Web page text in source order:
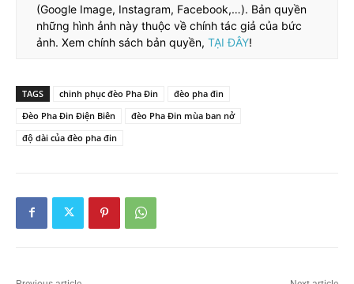
(Google Image, Instagram, Facebook,…). Bản quyền
những hình ảnh này thuộc về chính tác giả của bức
ảnh. Xem chính sách bản quyền, TẠI ĐÂY!
TAGS chinh phục đèo Pha Đin
đèo pha đin
Đèo Pha Đin Điện Biên
đèo Pha Đin mùa ban nở
độ dài của đèo pha đin